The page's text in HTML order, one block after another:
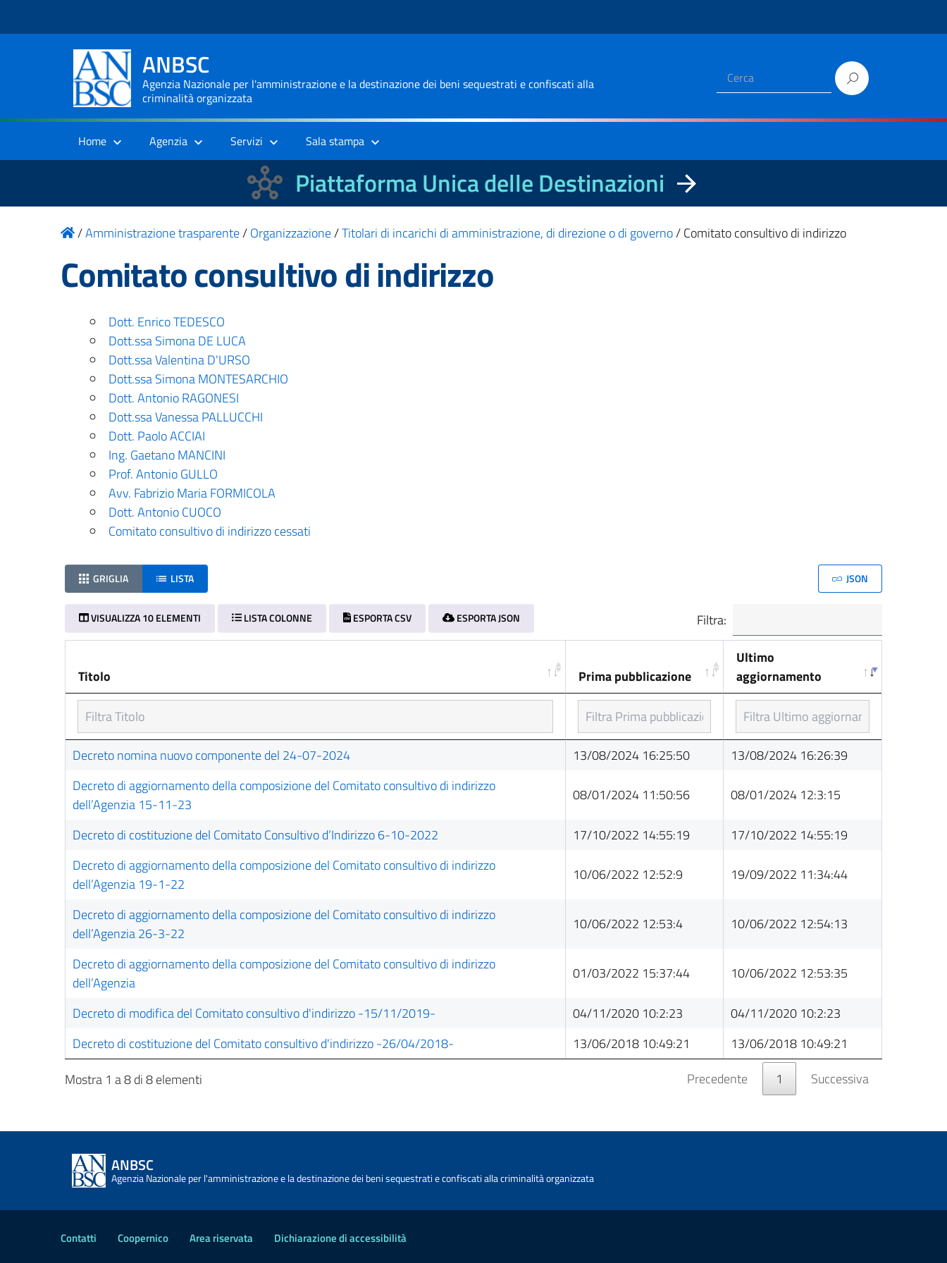
ANBSC
Agenzia Nazionale per l'amministrazione e la destinazione dei beni sequestrati e confiscati alla
criminalità organizzata
Home Agenzia Servizi Sala stampa
Piattaforma Unica delle Destinazioni
/Amministrazione trasparente/Organizzazione/Titolari di incarichi di amministrazione, di direzione o di governo/Comitato consultivo di indirizzo
Comitato consultivo di indirizzo
Dott. Enrico TEDESCO
Dott.ssa Simona DE LUCA
Dott.ssa Valentina D'URSO
Dott.ssa Simona MONTESARCHIO
Dott. Antonio RAGONESI
Dott.ssa Vanessa PALLUCCHI
Dott. Paolo ACCIAI
Ing. Gaetano MANCINI
Prof. Antonio GULLO
Avv. Fabrizio Maria FORMICOLA
Dott. Antonio CUOCO
Comitato consultivo di indirizzo cessati
GRIGLIA LISTA JSON
VISUALIZZA 10 ELEMENTI LISTA COLONNE ESPORTA CSV ESPORTA JSON Filtra:
Titolo Prima pubblicazione
Ultimo
aggiornamento
Titolo Prima pubblicazione
Ultimo
Decreto nomina nuovo componente del 24-07-2024 13/08/2024 16:25:50
13/08/2024 16:26:39
Decreto di aggiornamento della composizione del Comitato consultivo di indirizzo
dell’Agenzia 15-11-23
08/01/2024 11:50:56 08/01/2024 12:3:15
Decreto di costituzione del Comitato Consultivo d’Indirizzo 6-10-2022 17/10/2022 14:55:19
17/10/2022 14:55:19
Decreto di aggiornamento della composizione del Comitato consultivo di indirizzo
dell’Agenzia 19-1-22
10/06/2022 12:52:9 19/09/2022 11:34:44
Decreto di aggiornamento della composizione del Comitato consultivo di indirizzo
dell’Agenzia 26-3-22
10/06/2022 12:53:4 10/06/2022 12:54:13
Decreto di aggiornamento della composizione del Comitato consultivo di indirizzo
dell’Agenzia
01/03/2022 15:37:44 10/06/2022 12:53:35
Decreto di modifica del Comitato consultivo d'indirizzo -15/11/2019- 04/11/2020 10:2:23
04/11/2020 10:2:23
Decreto di costituzione del Comitato consultivo d'indirizzo -26/04/2018-
13/06/2018 10:49:21
13/06/2018 10:49:21
Mostra 1 a 8 di 8 elementi
Precedente 1 Successiva
ANBSC
Agenzia Nazionale per l'amministrazione e la destinazione dei beni sequestrati e confiscati alla criminalità organizzata
Contatti Coopernico Area riservata Dichiarazione di accessibilità